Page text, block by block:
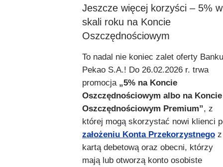
Jeszcze więcej korzyści – 5% w
skali roku na Koncie
Oszczędnościowym
To nadal nie koniec zalet oferty Banku
Pekao S.A.! Do 26.02.2026 r. trwa
promocja „5% na Koncie
Oszczędnościowym albo na Koncie
Oszczędnościowym Premium”, z
której mogą skorzystać nowi klienci
założeniu Konta Przekorzystnego z
kartą debetową oraz obecni, którzy
mają lub otworzą konto osobiste